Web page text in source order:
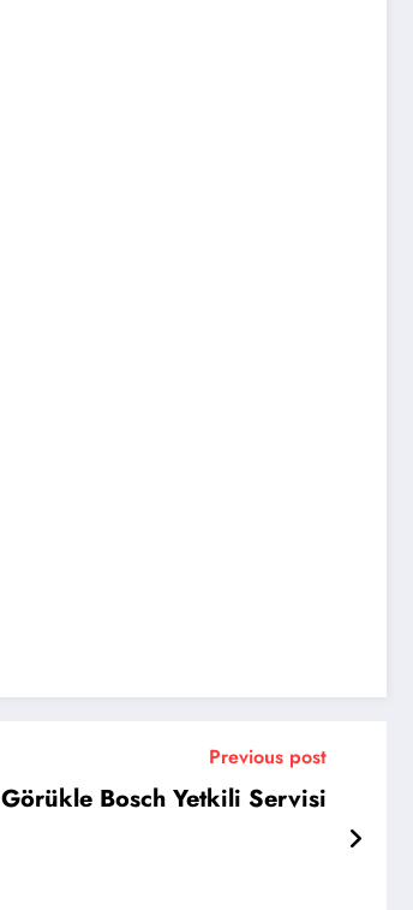
Previous post
Görükle Bosch Yetkili Servisi